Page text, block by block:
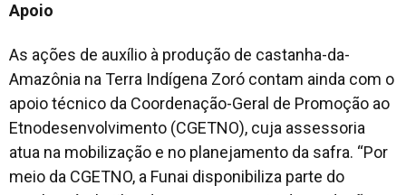
Apoio
As ações de auxílio à produção de castanha-da-
Amazônia na Terra Indígena Zoró contam ainda com o
apoio técnico da Coordenação-Geral de Promoção ao
Etnodesenvolvimento (CGETNO), cuja assessoria
atua na mobilização e no planejamento da safra. “Por
meio da CGETNO, a Funai disponibiliza parte do